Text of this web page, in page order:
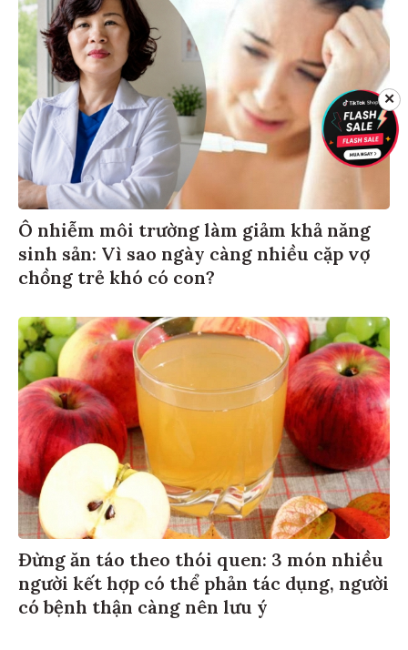
Ô nhiễm môi trường làm giảm khả năng
sinh sản: Vì sao ngày càng nhiều cặp vợ
chồng trẻ khó có con?
Đừng ăn táo theo thói quen: 3 món nhiều
người kết hợp có thể phản tác dụng, người
có bệnh thận càng nên lưu ý
✕